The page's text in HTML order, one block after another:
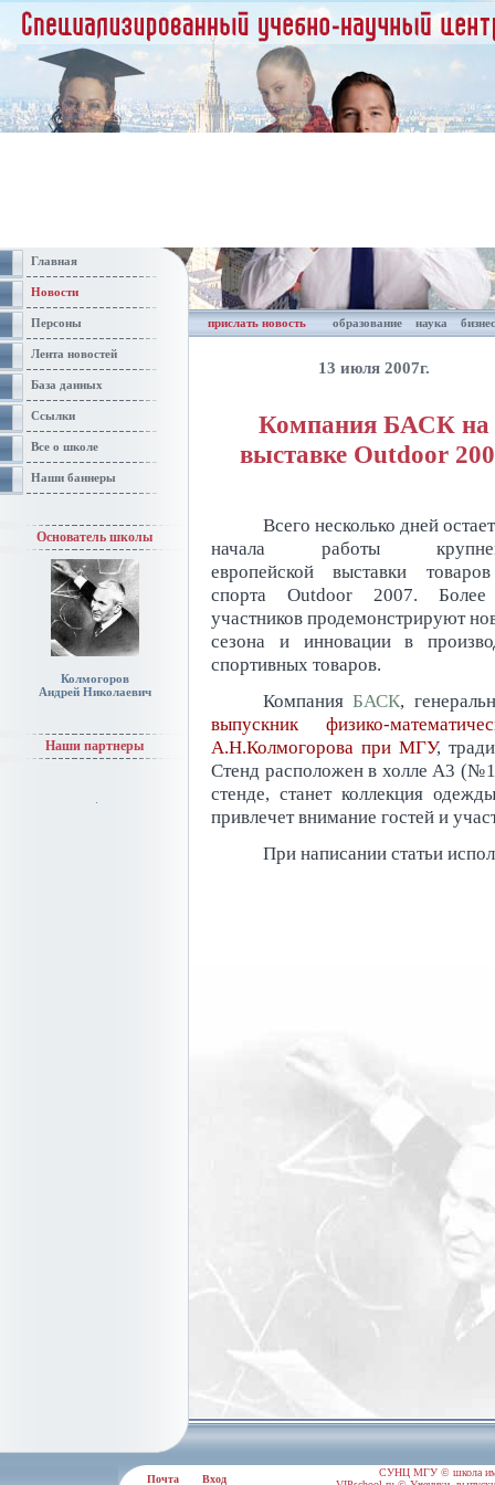
Главная
Новости
Персоны
Лента новостей
База данных
Ссылки
Все о школе
Наши баннеры
Основатель школы
Колмогоров
Андрей Николаевич
Наши партнеры
прислать новость образование наука бизнес
13 июля 2007г.
Компания БАСК на
выставке Outdoor
Всего несколько дней
начала работы
европейской выставки
спорта Outdoor 2007.
участников продемонстрируют
сезона и инновации в
спортивных товаров.
КомпанияБАСК,
выпускник физико-
А.Н.Колмогорова при МГУ,
Стенд расположен в холле А3
стенде, станет коллекция
привлечет внимание гостей и
При написании статьи
Почта Вход
СУНЦ МГУ © школа